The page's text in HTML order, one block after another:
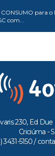
para o
com...
230, Ed Due
Criciúma -
3431-5150 /